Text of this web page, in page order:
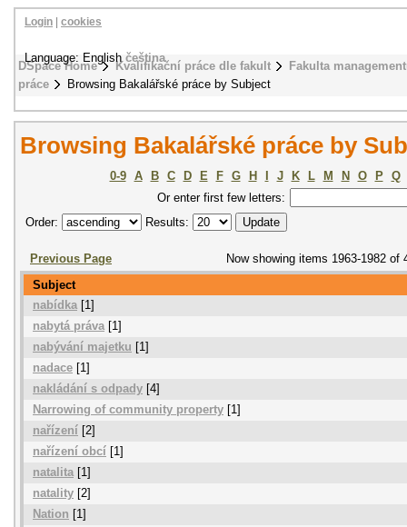
DSpace Home Kvalifikační práce dle fakult
Fakulta
práce
Browsing Bakalářské práce by Subject
Login cookies
Language: Englishčeština
Browsing Bakalářské práce by
0-9 A B C D E F G H J K L M N O P
Q
Or enter first few letters:
Order:
Results:
Previous Page
Now showing items 1963-1982 of
Subject
nabídka [1]
nabytá práva[1]
nabývání majetku [1]
nadace [1]
nakládání s odpady [4]
Narrowing of community property [1]
nařízení [2]
nařízení obcí [1]
natalita [1]
natality [2]
Nation [1]